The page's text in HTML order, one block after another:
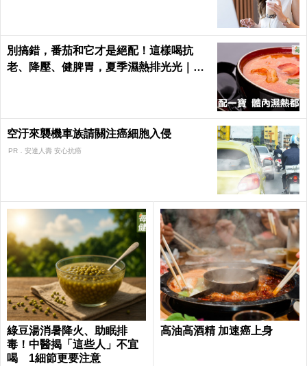
別搞錯，番茄和它才是絕配！這樣喝抗
老、降壓、健脾胃，夏季濕熱排光光｜每
空汙來襲機車族請關注癌細胞入侵
PR．安達人壽 安心抗癌
綠豆湯消暑降火、助眠排
毒！中醫揭「這些人」不宜
喝 1細節更要注意
高油高酒精 加速癌上身